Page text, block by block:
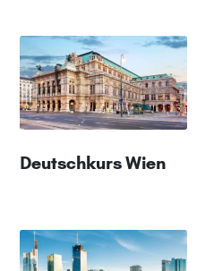
Deutschkurs Wien